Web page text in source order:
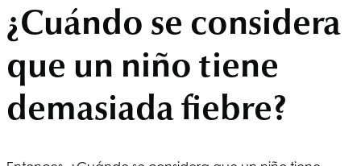
¿Cuándo se considera
que un niño tiene
demasiada fiebre?